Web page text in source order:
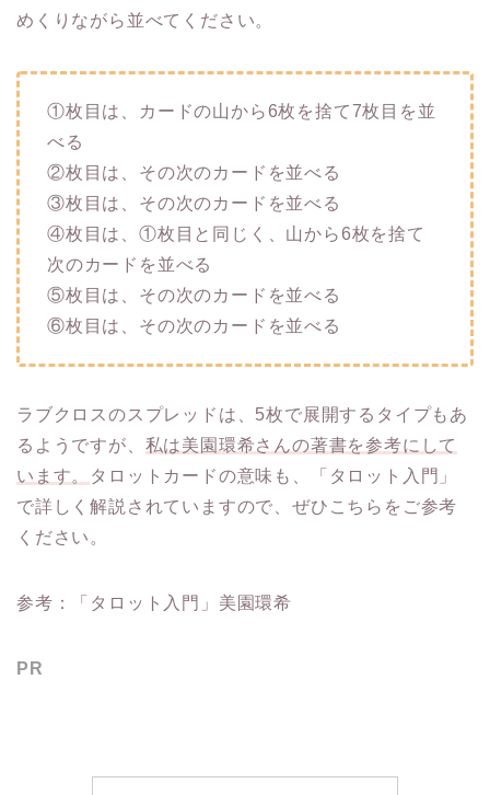
めくりながら並べてください。
①枚目は、カードの山から6枚を捨て7枚目を並
べる
②枚目は、その次のカードを並べる
③枚目は、その次のカードを並べる
④枚目は、①枚目と同じく、山から6枚を捨て
次のカードを並べる
⑤枚目は、その次のカードを並べる
⑥枚目は、その次のカードを並べる
ラブクロスのスプレッドは、5枚で展開するタイプもあ
るようですが、 私は美園環希さんの著書を参考にして
います。
タロットカードの意味も、「タロット入門」
で詳しく解説されていますので、ぜひこちらをご参考
ください。
参考：「タロット入門」美園環希
PR